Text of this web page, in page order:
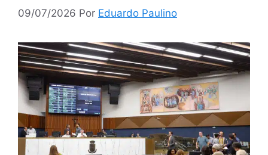
09/07/2026 Por Eduardo Paulino